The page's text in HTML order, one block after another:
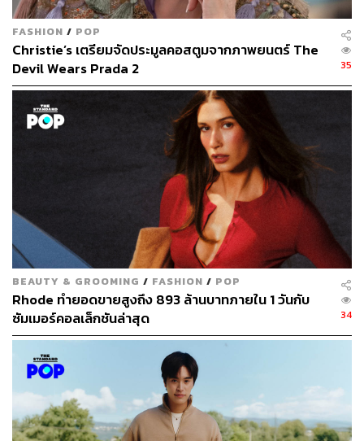
ของสาวเกาหลี
คุชชันใช้งานอย่างไร
การใช้งานคุชชันนั้นง่ายและสะดวก หลังจากเตรียมผิวด้วย
สกินแคร์ต่างๆ เรียบร้อยแล้ว ใช้พัฟฟ์ที่มาพร้อมกับตลับคุชชัน
กดลงไปเบาๆ บนฟองน้ำที่หุ้มเนื้อรองพื้นอยู่ จากนั้นใช้พัฟฟ์
ตบเบาๆ เหมือนเวลาใช้แป้งทูเวย์ เทคนิคที่ทำให้เนื้อรองพื้น
เนียนสวยสม่ำเสมอกันคือไม่ลงน้ำหนักมือแรงๆ แต่กดเบาๆ
และควบคุมจังหวะให้สม่ำเสมอ จะได้ผลลัพธ์ของการลงคุช
ชันที่สร้างงานผิวสวยธรรมชาติได้ในเวลาอันรวดเร็ว หลายๆ
แบรนด์มีการเพิ่มส่วนผสมที่เป็นประโยชน์ต่อผิวลงไปในคุช
ชัน เช่น สารควบคุมความมัน สารกันแดดเพื่อการปกป้องรังสี
UV มอยส์เจอไรเซอร์เพิ่มความชุ่มชื้นให้ผิว รวมถึงสารสกัด
จากพืชพรรณต่างๆ
แนวโน้มของเทรนด์คุชชันในอนาคต
จางฮาจินนักวิจัยคุชชันชาวเกาหลี เปิดเผยว่า “มีการพัฒนา
สูตรเพื่อให้ตรงกับความต้องการที่แตกต่างของสีผิว สภาพผิว
และคำนึงถึงสภาพภูมิประเทศมากขึ้น” นั่นหมายความว่า
ความแรงของคุชชันจะยังไม่หยุดอยู่แค่นี้ เราต้องจับตาดู
คอลเล็กชันใหม่ๆ ของคุชชันที่หลายๆ แบรนด์จะใส่ทีเด็ดออก
มาแข่งกันอย่างสนุก
FASHION / POP
Christie’s เตรียมจัดประมูลคอสตูมจากภาพยนตร์ The
Devil Wears Prada 2
35
BEAUTY & GROOMING / FASHION / POP
Rhode ทำยอดขายสูงถึง 893 ล้านบาทภายใน 1 วันกับ
ซัมเมอร์คอลเล็กชันล่าสุด
34